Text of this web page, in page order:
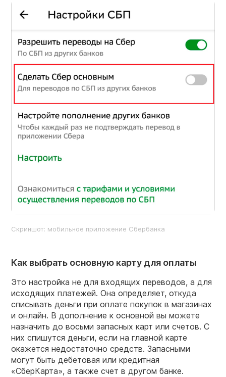
Скриншот: мобильное приложение Сбербанка
Как выбрать основную карту для оплаты
Это настройка не для входящих переводов, а для
исходящих платежей. Она определяет, откуда
списывать деньги при оплате покупок в магазинах
и онлайн. В дополнение к основной вы можете
назначить до восьми запасных карт или счетов. С
них спишутся деньги, если на главной карте
окажется недостаточно средств. Запасными
могут быть дебетовая или кредитная
«СберКарта», а также счет в другом банке.